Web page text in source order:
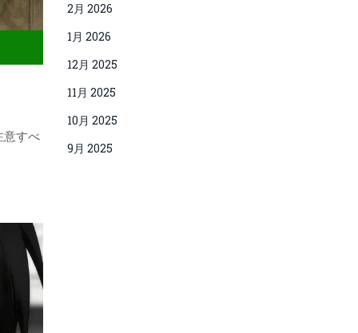
意すべ
2月 2026
1月 2026
12月 2025
11月 2025
10月 2025
9月 2025